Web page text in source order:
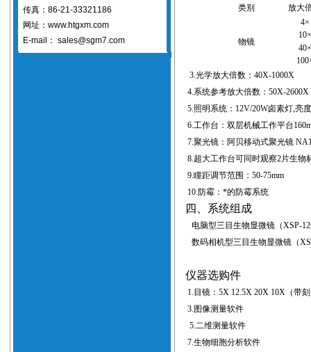
传真：86-21-33321186
网址：www.htgxm.com
E-mail： sales@sgm7.com
类别
放大
物镜
4×
3.光学放大倍数： 40X-1000X
4.系统参考放大倍数： 50X-2600X
5.照明系统： 12V/20W卤素灯,亮
6.工作台：双层机械工作平台
7.聚光镜：阿贝移动式聚光镜
8.超大工作台可同时观察2片生物
9.瞳距调节范围： 50-75mm
10.防霉：*的防霉系统
四、系统组成
电脑型三目生物显微镜（XSP-
数码相机型三目生物显微镜（
仪器选购件
1. 目镜： 5X 12.5X 20X 10X（带
3. 图像测量软件
5.二维测量软件
7.生物细胞分析软件